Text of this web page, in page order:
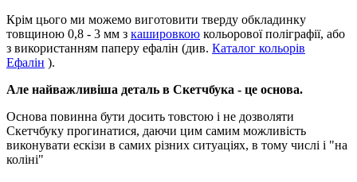
Крім цього ми можемо виготовити тверду обкладинку
товщиною 0,8 - 3 мм з кашировкою кольорової поліграфії, або
з використанням паперу ефалін (див. Каталог кольорів
Ефалін ).
Але найважливіша деталь в Скетчбука - це основа.
Основа повинна бути досить товстою і не дозволяти
Скетчбуку прогинатися, даючи цим самим можливість
виконувати ескізи в самих різних ситуаціях, в тому числі і "на
коліні"